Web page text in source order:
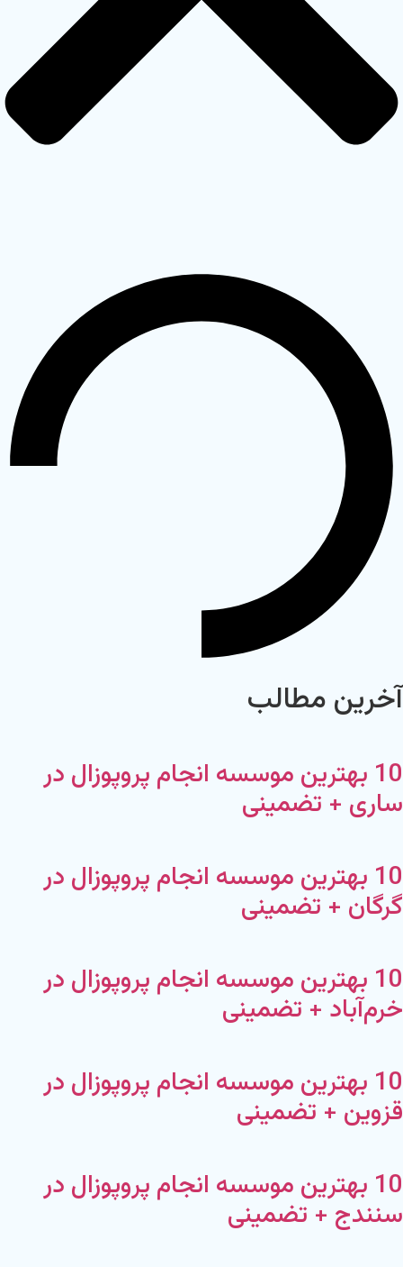
آخرین مطالب
10 بهترین موسسه انجام پروپوزال در
ساری + تضمینی
10 بهترین موسسه انجام پروپوزال در
گرگان + تضمینی
10 بهترین موسسه انجام پروپوزال در
خرم‌آباد + تضمینی
10 بهترین موسسه انجام پروپوزال در
قزوین + تضمینی
10 بهترین موسسه انجام پروپوزال در
سنندج + تضمینی